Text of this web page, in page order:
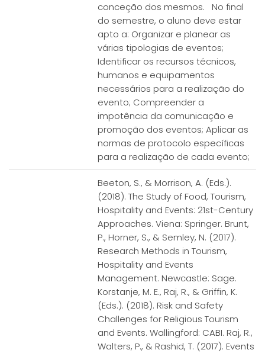
conceção dos mesmos. No final
do semestre, o aluno deve estar
apto a: Organizar e planear as
várias tipologias de eventos;
Identificar os recursos técnicos,
humanos e equipamentos
necessários para a realização do
evento; Compreender a
impotência da comunicação e
promoção dos eventos; Aplicar as
normas de protocolo específicas
para a realização de cada evento;
Beeton, S., & Morrison, A. (Eds.).
(2018). The Study of Food, Tourism,
Hospitality and Events: 21st-Century
Approaches. Viena: Springer. Brunt,
P., Horner, S., & Semley, N. (2017).
Research Methods in Tourism,
Hospitality and Events
Management. Newcastle: Sage.
Korstanje, M. E., Raj, R., & Griffin, K.
(Eds.). (2018). Risk and Safety
Challenges for Religious Tourism
and Events. Wallingford: CABI. Raj, R.,
Walters, P., & Rashid, T. (2017). Events